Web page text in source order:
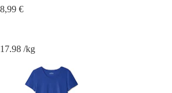
8,99 €
17.98 /kg